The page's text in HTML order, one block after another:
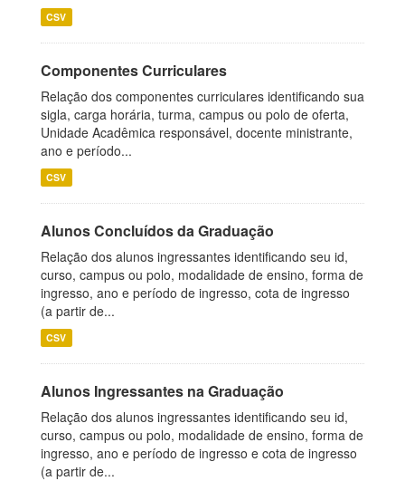
CSV
Componentes Curriculares
Relação dos componentes curriculares identificando sua
sigla, carga horária, turma, campus ou polo de oferta,
Unidade Acadêmica responsável, docente ministrante,
ano e período...
CSV
Alunos Concluídos da Graduação
Relação dos alunos ingressantes identificando seu id,
curso, campus ou polo, modalidade de ensino, forma de
ingresso, ano e período de ingresso, cota de ingresso
(a partir de...
CSV
Alunos Ingressantes na Graduação
Relação dos alunos ingressantes identificando seu id,
curso, campus ou polo, modalidade de ensino, forma de
ingresso, ano e período de ingresso e cota de ingresso
(a partir de...